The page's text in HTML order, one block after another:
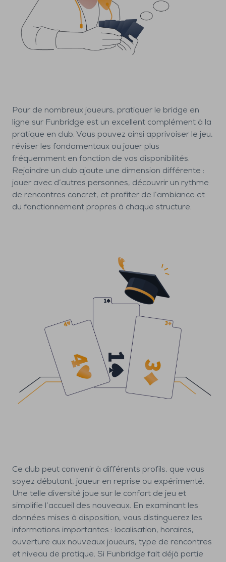
Pour de nombreux joueurs, pratiquer le bridge en
ligne sur Funbridge est un excellent complément à la
pratique en club. Vous pouvez ainsi apprivoiser le jeu,
réviser les fondamentaux ou jouer plus
fréquemment en fonction de vos disponibilités.
Rejoindre un club ajoute une dimension différente :
jouer avec d’autres personnes, découvrir un rythme
de rencontres concret, et profiter de l’ambiance et
du fonctionnement propres à chaque structure.
Ce club peut convenir à différents profils, que vous
soyez débutant, joueur en reprise ou expérimenté.
Une telle diversité joue sur le confort de jeu et
simplifie l’accueil des nouveaux. En examinant les
données mises à disposition, vous distinguerez les
informations importantes : localisation, horaires,
ouverture aux nouveaux joueurs, type de rencontres
et niveau de pratique. Si Funbridge fait déjà partie